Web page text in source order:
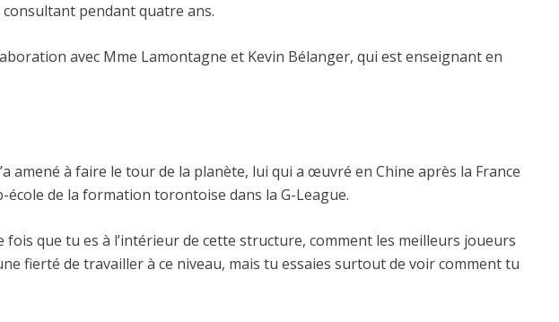
pendant quatre ans.
avec Mme Lamontagne et Kevin Bélanger, qui est enseignant en
amené à faire le tour de la planète, lui qui a œuvré en Chine après la France
de la formation torontoise dans la G-League.
que tu es à l’intérieur de cette structure, comment les meilleurs joueurs
fierté de travailler à ce niveau, mais tu essaies surtout de voir comment tu